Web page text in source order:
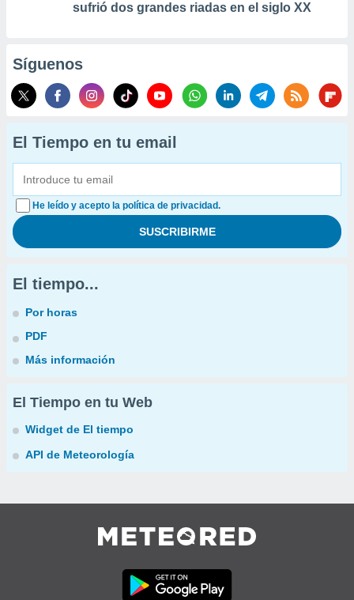
sufrió dos grandes riadas en el siglo XX
Síguenos
El Tiempo en tu email
He leído y acepto la política de privacidad.
El tiempo...
Por horas
PDF
Más información
El Tiempo en tu Web
Widget de El tiempo
API de Meteorología